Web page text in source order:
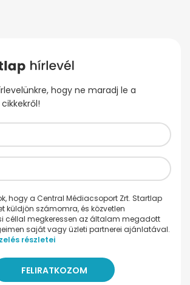
hogy ne maradj le a
hogy a Central Médiacsoport Zrt. Startlap
küldjön számomra, és közvetlen
céllal megkeressen az általam megadott
saját vagy üzleti partnerei ajánlatával.
részletei